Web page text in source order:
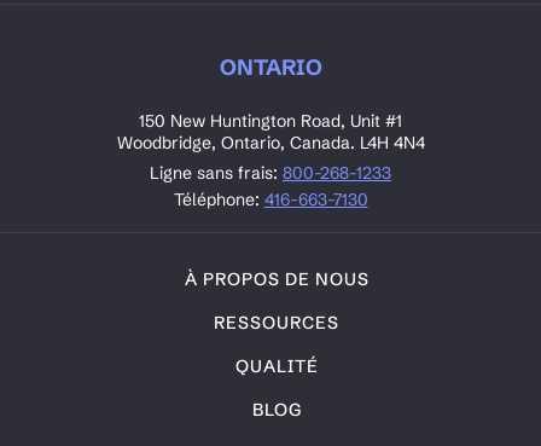
150 New Huntington Road, Unit #1
Woodbridge, Ontario, Canada. L4H 4N4
Ligne sans frais: 800-268-1233
Téléphone: 416-663-7130
ONTARIO
À PROPOS DE NOUS
RESSOURCES
QUALITÉ
BLOG